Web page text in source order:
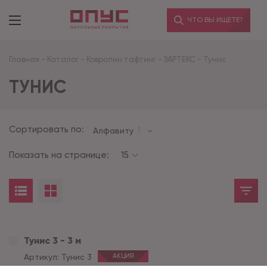
ЧТО ВЫ ИЩЕТЕ?
Главная - Каталог - Ковролин тафтинг - ЗАРТЕКС - Тунис
ТУНИС
Сортировать по: Алфавиту
Показать на странице: 15
Тунис 3 - 3 м
Артикул: Тунис 3 АКЦИЯ